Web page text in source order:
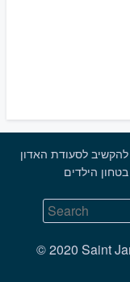
להקשיב לסעודת האדון
© 2020 Saint